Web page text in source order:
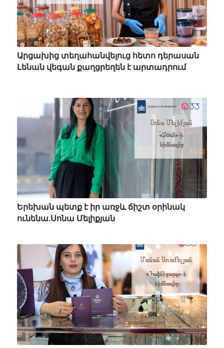
Արցախից տեղահանվելուց հետո դերասան
Լենան վեգան քաղցրեղեն է արտադրում
Երեխան պետք է իր առջև ճիշտ օրինակ
ունենա.Սոնա Մելիքյան